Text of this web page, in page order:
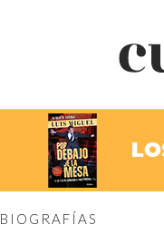
BIOGRAFÍAS